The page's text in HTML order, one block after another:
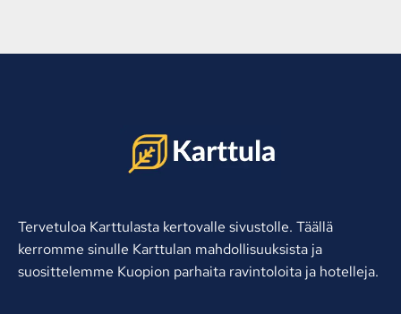
Tervetuloa Karttulasta kertovalle sivustolle. Täällä
kerromme sinulle Karttulan mahdollisuuksista ja
suosittelemme Kuopion parhaita ravintoloita ja hotelleja.